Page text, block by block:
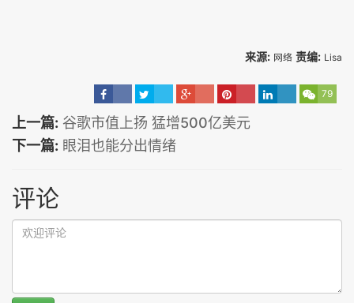
来源: 网络 责编: Lisa
79
上一篇: 谷歌市值上扬 猛增500亿美元
下一篇: 眼泪也能分出情绪
评论